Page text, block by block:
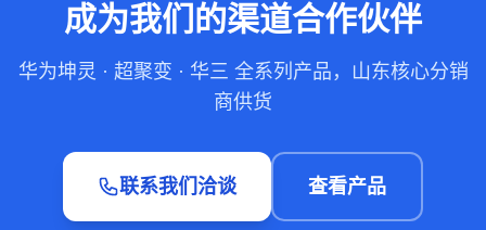
成为我们的渠道合作伙伴
华为坤灵 · 超聚变 · 华三 全系列产品，山东核心分销
商供货
联系我们洽谈 查看产品